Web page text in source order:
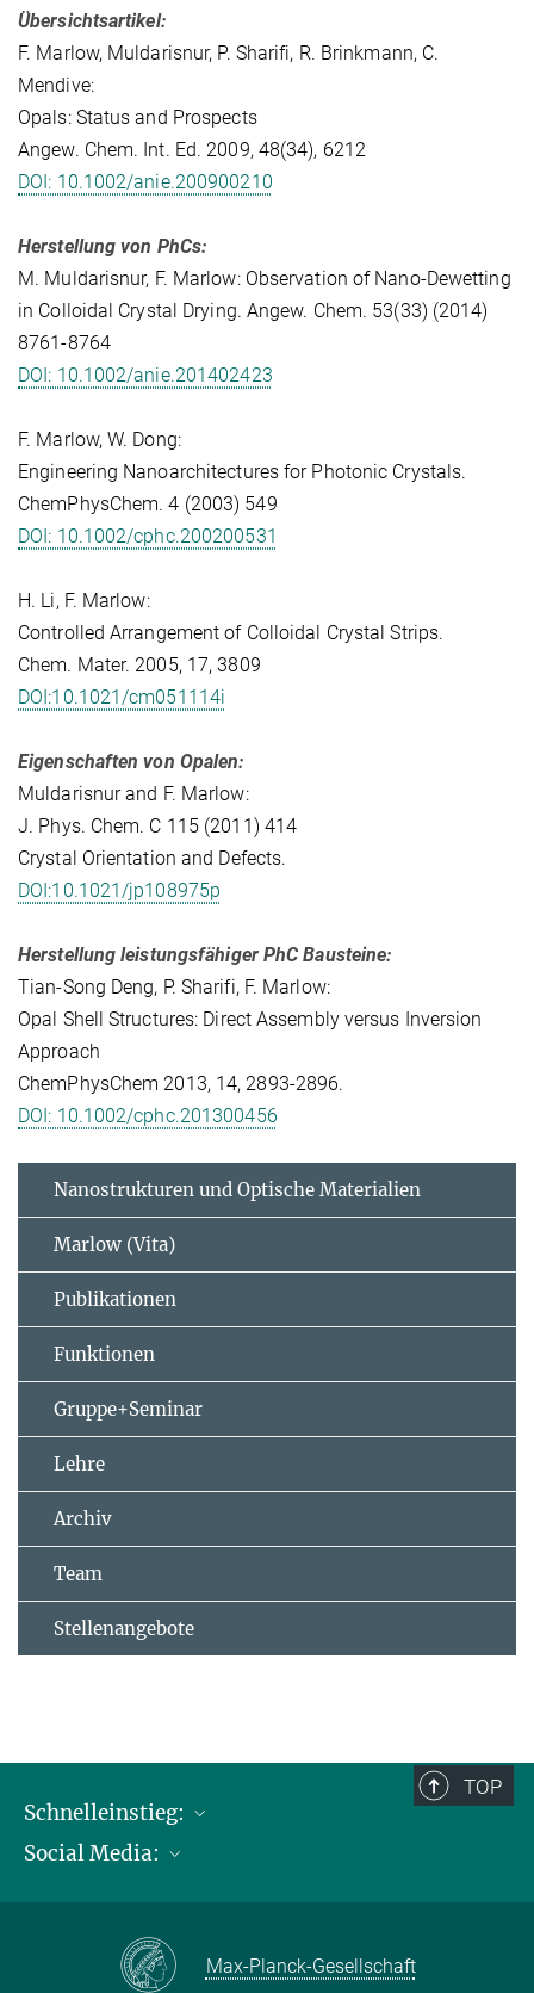
Übersichtsartikel:
F. Marlow, Muldarisnur, P. Sharifi, R. Brinkmann, C.
Mendive:
Opals: Status and Prospects
Angew. Chem. Int. Ed. 2009, 48(34), 6212
DOI: 10.1002/anie.200900210
Herstellung von PhCs:
M. Muldarisnur, F. Marlow: Observation of Nano-Dewetting
in Colloidal Crystal Drying. Angew. Chem. 53(33) (2014)
8761-8764
DOI: 10.1002/anie.201402423
F. Marlow, W. Dong:
Engineering Nanoarchitectures for Photonic Crystals.
ChemPhysChem. 4 (2003) 549
DOI: 10.1002/cphc.200200531
H. Li, F. Marlow:
Controlled Arrangement of Colloidal Crystal Strips.
Chem. Mater. 2005, 17, 3809
DOI:10.1021/cm051114i
Eigenschaften von Opalen:
Muldarisnur and F. Marlow:
J. Phys. Chem. C 115 (2011) 414
Crystal Orientation and Defects.
DOI:10.1021/jp108975p
Herstellung leistungsfähiger PhC Bausteine:
Tian-Song Deng, P. Sharifi, F. Marlow:
Opal Shell Structures: Direct Assembly versus Inversion
Approach
ChemPhysChem 2013, 14, 2893-2896.
DOI: 10.1002/cphc.201300456
Nanostrukturen und Optische Materialien
Marlow (Vita)
Publikationen
Funktionen
Gruppe+Seminar
Lehre
Archiv
Team
Stellenangebote
TOP
Schnelleinstieg:
Publikationen
Kontakt und Anfahrtsbeschreibung
Social Media:
Max-Planck-Gesellschaft